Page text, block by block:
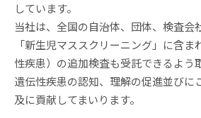
しています。
当社は、全国の自治体、団体、検査会
「新生児マススクリーニング」に含
性疾患）の追加検査も受託できるよう
遺伝性疾患の認知、理解の促進並びに
及に貢献してまいります。